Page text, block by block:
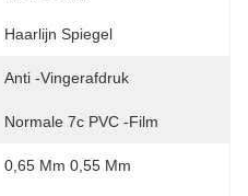
Haarlijn Spiegel
Anti -vingerafdruk
Normale 7c PVC -film
0,65 Mm 0,55 Mm